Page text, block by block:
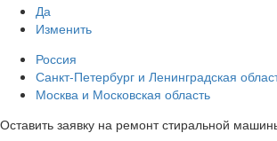
Да
Изменить
Россия
Санкт-Петербург и Ленинградская
Москва и Московская область
Оставить заявку на ремонт стиральной